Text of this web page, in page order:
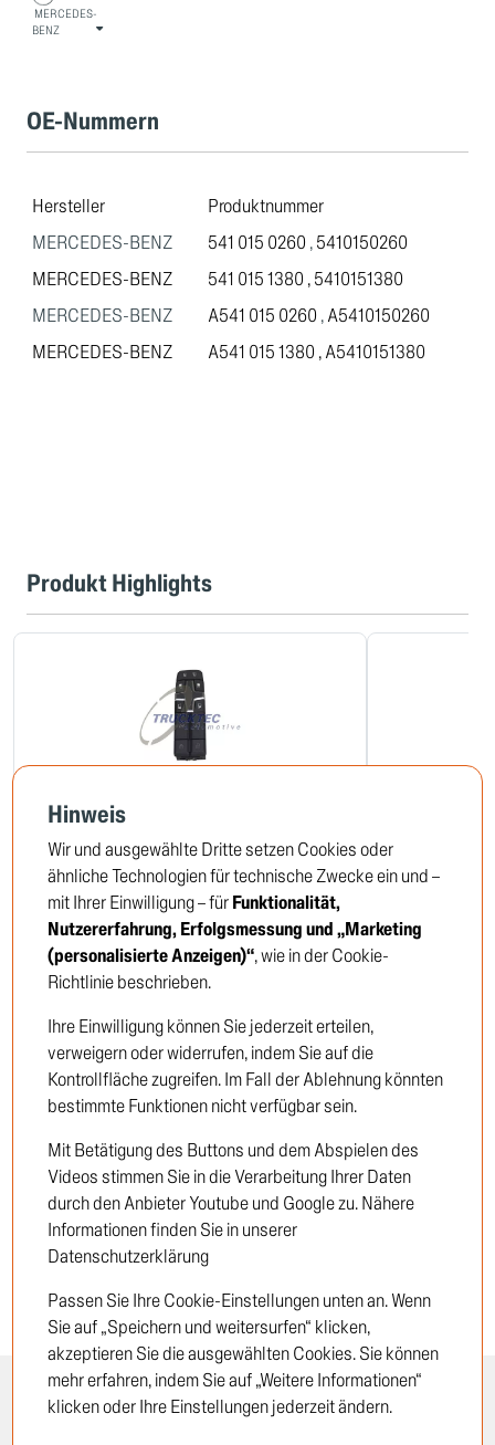
MERCEDES-
BENZ
OE-Nummern
Hersteller
Produktnummer
MERCEDES-BENZ
541 015 0260 ,5410150260
MERCEDES-BENZ
541 015 1380 ,5410151380
MERCEDES-BENZ
A541 015 0260 ,A5410150260
MERCEDES-BENZ
A541 015 1380 ,A5410151380
Produkt Highlights
Schalter, Fensterheber
03.42.137
Um die Preise zu sehen,
müssen Sie sich anmelden oder
Einloggen
Neukunde
04.24.193
INFORMATION RECHTLICHES
Hinweis
Wir und ausgewählte Dritte setzen Cookies oder
ähnliche Technologien für technische Zwecke ein und –
mit Ihrer Einwilligung – fürFunktionalität,
Nutzererfahrung, Erfolgsmessung und „Marketing
(personalisierte Anzeigen)“, wie in der Cookie-
Richtlinie beschrieben.
Ihre Einwilligung können Sie jederzeit erteilen,
verweigern oder widerrufen, indem Sie auf die
Kontrollfläche zugreifen. Im Fall der Ablehnung könnten
bestimmte Funktionen nicht verfügbar sein.
Mit Betätigung des Buttons und dem Abspielen des
Videos stimmen Sie in die Verarbeitung Ihrer Daten
durch den Anbieter Youtube und Google zu. Nähere
Informationen finden Sie in unserer
Datenschutzerklärung
Passen Sie Ihre Cookie-Einstellungen unten an. Wenn
Sie auf „Speichern und weitersurfen“ klicken,
akzeptieren Sie die ausgewählten Cookies. Sie können
mehr erfahren, indem Sie auf „Weitere Informationen“
klicken oder Ihre Einstellungen jederzeit ändern.